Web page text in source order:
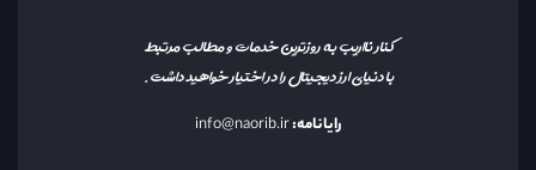
کنار نااریب به روزترین خدمات و مطالب مرتبط
با دنیای ارز دیجیتال را در اختیار خواهید داشت.
رایانامه:info@naorib.ir